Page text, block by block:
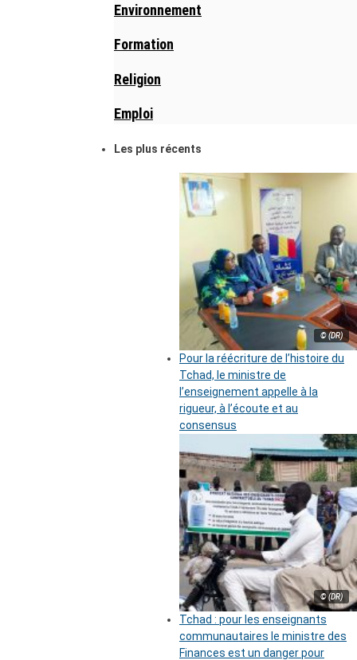
Environnement
Formation
Religion
Emploi
Les plus récents
© (DR)
Pour la réécriture de l’histoire du
Tchad, le ministre de
l’enseignement appelle à la
rigueur, à l’écoute et au
consensus
© (DR)
Tchad : pour les enseignants
communautaires le ministre des
Finances est un danger pour